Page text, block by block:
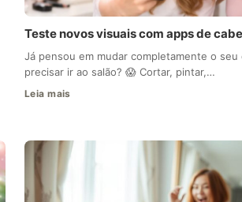
Teste novos visuais com apps de
Já pensou em mudar completamente o seu
precisar ir ao salão? 😱 Cortar, pintar,…
Leia mais